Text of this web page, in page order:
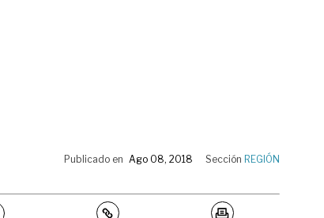
Publicado en Ago 08, 2018 Sección REGIÓN